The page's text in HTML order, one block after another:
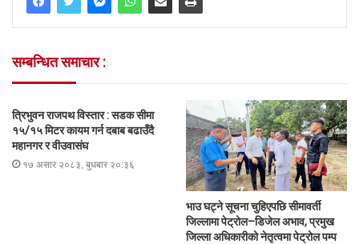
सम्बन्धित समाचार :
त्रिभुवन राजपथ विस्तार : सडक सीमा
१५/१५ मिटर कायम गर्न दबाब बढाउँदै
महानगर र वीउवासंघ
१७ असार २०८३, बुधबार २०:३६
भाउ घट्ने सूचना चुहिएपछि सीमावर्ती
जिल्लामा पेट्रोल–डिजेल अभाव, प्रमुख
जिल्ला अधिकारीको नेतृत्वमा पेट्रोल पम्प